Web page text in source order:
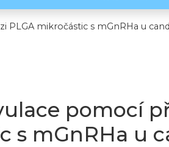
mikročástic s mGnRHa u
pomocí
s mGnRHa u